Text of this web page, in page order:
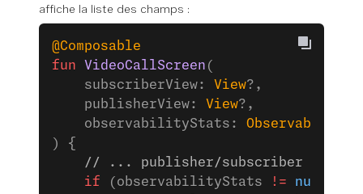
affiche la liste des champs :
@Composable
fun VideoCallScreen (
    subscriberView:
View?,
    publisherView:
View?,
    observabilityStats:
) {
// ... publisher/subscriber
    if
(observabilityStats != null